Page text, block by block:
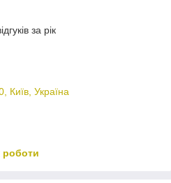
за рік
Київ, Україна
роботи